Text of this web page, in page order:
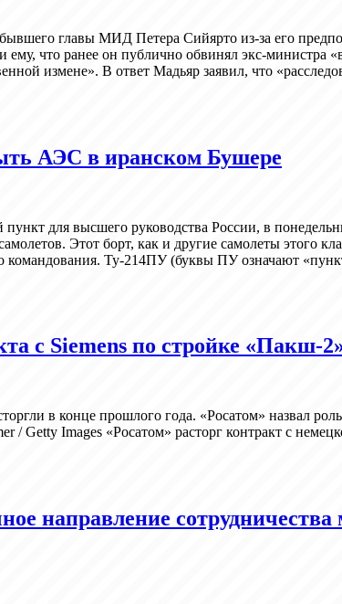
главы МИД Петера Сийярто из-за его
что ранее он публично обвинял экс-министра
измене». В ответ Мадьяр заявил, что
АЭС в иранском Бушере
для высшего руководства России, в
Этот борт, как и другие самолеты этого
Ту-214ПУ (буквы ПУ означают
с Siemens по стройке «Пакш-
в конце прошлого года. «Росатом» назвал
Getty Images «Росатом» расторг контракт с
направление